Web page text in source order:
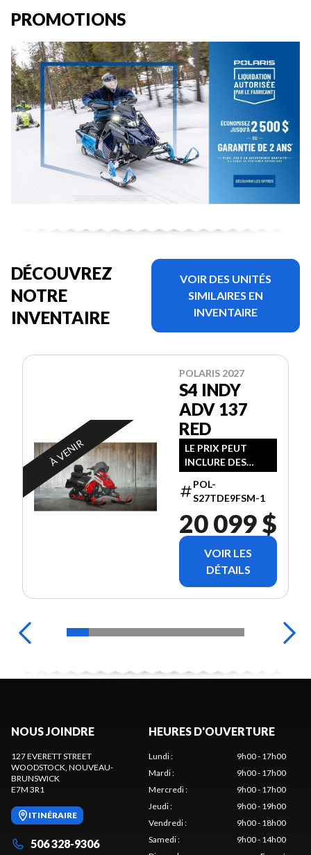
PROMOTIONS
DÉCOUVREZ
NOTRE
INVENTAIRE
VOIR DES UNITÉS
SIMILAIRES EN
INVENTAIRE
À VENIR
POLARIS 2027
S4 INDY
ADV 137
RED
LE PRIX PEUT
INCLURE DES
FRAIS
SUPPLÉMENTAIRE
POL-
S27TDE9FSM-1
20 099 $
VOIR LES
DÉTAILS
NOUS JOINDRE
127 EVERETT STREET
WOODSTOCK, NOUVEAU-
BRUNSWICK
E7M 3R1
ITINÉRAIRE
506 328-9306
HEURES D'OUVERTURE
Lundi:
9h00 - 17h00
Mardi:
9h00 - 17h00
Mercredi:
9h00 - 17h00
Jeudi:
9h00 - 19h00
Vendredi:
9h00 - 18h00
Samedi:
9h00 - 14h00